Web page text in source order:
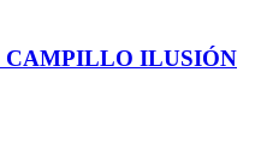
CAMPILLO ILUSIÓN